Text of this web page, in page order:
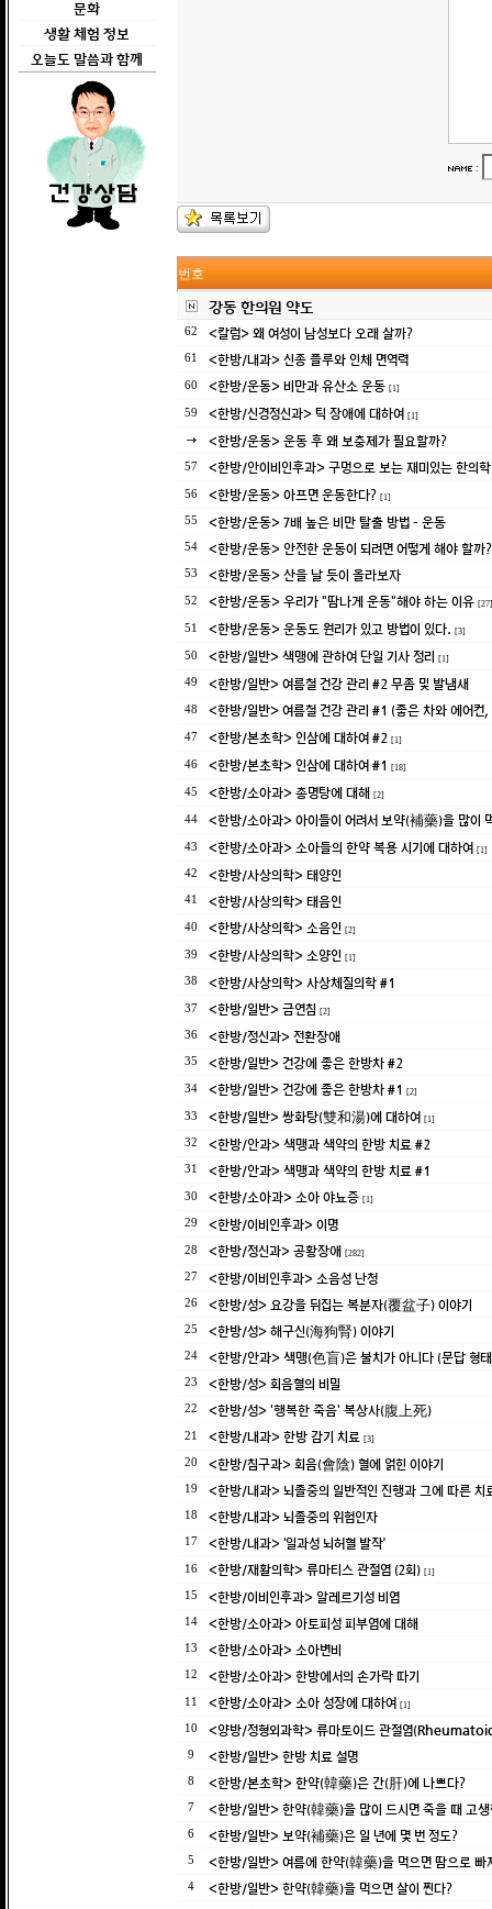
문화
생활 체험 정보
오늘도 말씀과 함께
:
번호
강동 한의원 약도
62 <칼럼> 왜 여성이 남성보다 오래 살까?
61 <한방/내과> 신종 플루와 인체 면역력
60 <한방/운동> 비만과 유산소 운동 [1]
59 <한방/신경정신과> 틱 장애에 대하여 [1]
<한방/운동> 운동 후 왜 보충제가 필요할까?
57 <한방/안이비인후과> 구멍으로 보는 재미있는 한의
56 <한방/운동> 아프면 운동한다? [1]
55 <한방/운동> 7배 높은 비만 탈출 방법 - 운동
54 <한방/운동> 안전한 운동이 되려면 어떻게 해야 할까?
53 <한방/운동> 산을 날 듯이 올라보자
52 <한방/운동> 우리가 "땀나게 운동"해야 하는 이유 [27]
51 <한방/운동> 운동도 원리가 있고 방법이 있다. [3]
50 <한방/일반> 색맹에 관하여 단일 기사 정리 [1]
49 <한방/일반> 여름철 건강 관리 #2 무좀 및 발냄새
48 <한방/일반> 여름철 건강 관리 #1 (좋은 차와 에어컨
47 <한방/본초학> 인삼에 대하여 #2 [1]
46 <한방/본초학> 인삼에 대하여 #1 [18]
45 <한방/소아과> 총명탕에 대해 [2]
44 <한방/소아과> 아이들이 어려서 보약(補藥)을 많이
43 <한방/소아과> 소아들의 한약 복용 시기에 대하여 [1]
42 <한방/사상의학> 태양인
41 <한방/사상의학> 태음인
40 <한방/사상의학> 소음인 [2]
39 <한방/사상의학> 소양인 [1]
38 <한방/사상의학> 사상체질의학 #1
37 <한방/일반> 금연침 [2]
36 <한방/정신과> 전환장애
35 <한방/일반> 건강에 좋은 한방차 #2
34 <한방/일반> 건강에 좋은 한방차 #1 [2]
33 <한방/일반> 쌍화탕(雙和湯)에 대하여 [1]
32 <한방/안과> 색맹과 색약의 한방 치료 #2
31 <한방/안과> 색맹과 색약의 한방 치료 #1
30 <한방/소아과> 소아 야뇨증 [1]
29 <한방/이비인후과> 이명
28 <한방/정신과> 공황장애 [282]
27 <한방/이비인후과> 소음성 난청
26 <한방/성> 요강을 뒤집는 복분자(覆盆子) 이야기
25 <한방/성> 해구신(海狗腎) 이야기
24 <한방/안과> 색맹(色盲)은 불치가 아니다 (문답 형
23 <한방/성> 회음혈의 비밀
22 <한방/성> '행복한 죽음' 복상사(腹上死)
21 <한방/내과> 한방 감기 치료 [3]
20 <한방/침구과> 회음(會陰) 혈에 얽힌 이야기
19 <한방/내과> 뇌졸중의 일반적인 진행과 그에 따른 치
18 <한방/내과> 뇌졸중의 위험인자
17 <한방/내과> ‘일과성 뇌허혈 발작’
16 <한방/재활의학> 류마티스 관절염 (2회) [1]
15 <한방/이비인후과> 알레르기성 비염
14 <한방/소아과> 아토피성 피부염에 대해
13 <한방/소아과> 소아변비
12 <한방/소아과> 한방에서의 손가락 따기
11 <한방/소아과> 소아 성장에 대하여 [1]
10 <양방/정형외과학> 류마토이드 관절염
9 <한방/일반> 한방 치료 설명
8 <한방/본초학> 한약(韓藥)은 간(肝)에 나쁘다?
7 <한방/일반> 한약(韓藥)을 많이 드시면 죽을 때 고
6 <한방/일반> 보약(補藥)은 일 년에 몇 번 정도?
5 <한방/일반> 여름에 한약(韓藥)을 먹으면 땀으로 빠
4 <한방/일반> 한약(韓藥)을 먹으면 살이 찐다?